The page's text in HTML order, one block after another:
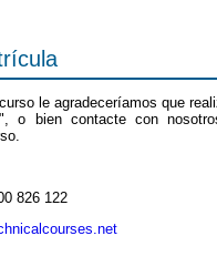
le agradeceríamos que
", o bien contacte con
826 122